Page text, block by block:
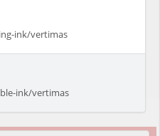
ink/vertimas
ink/vertimas